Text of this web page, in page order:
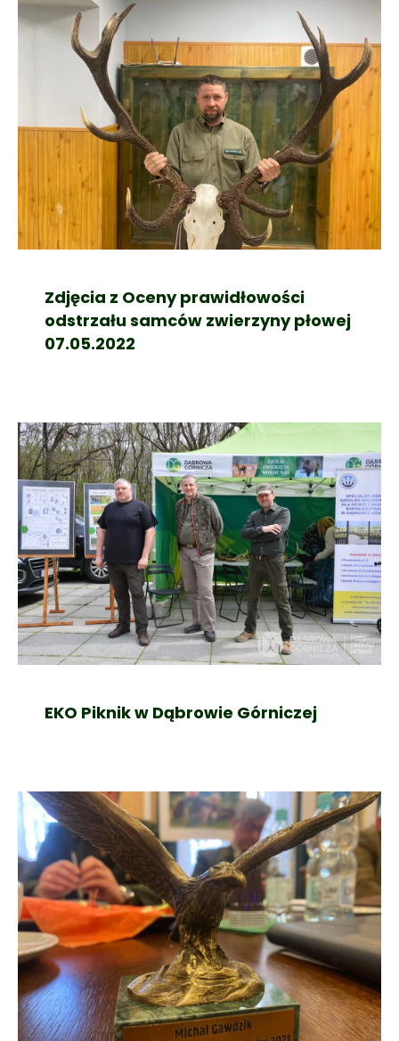
Zdjęcia z Oceny prawidłowości
odstrzału samców zwierzyny płowej
07.05.2022
EKO Piknik w Dąbrowie Górniczej